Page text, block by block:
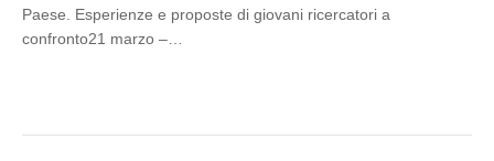
Paese. Esperienze e proposte di giovani ricercatori a
confronto21 marzo –…